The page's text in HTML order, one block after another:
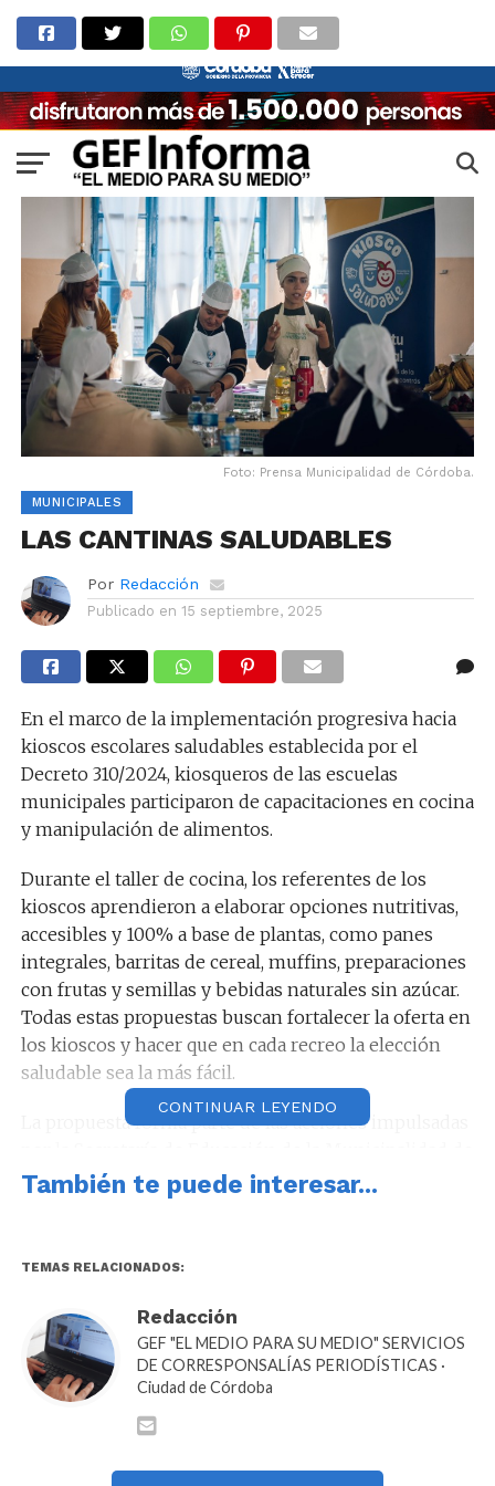
Foto: Prensa Municipalidad de Córdoba.
MUNICIPALES
LAS CANTINAS SALUDABLES
Por Redacción
Publicado en 15 septiembre, 2025
En el marco de la implementación progresiva hacia
kioscos escolares saludables establecida por el
Decreto 310/2024, kiosqueros de las escuelas
municipales participaron de capacitaciones en cocina
y manipulación de alimentos.
Durante el taller de cocina, los referentes de los
kioscos aprendieron a elaborar opciones nutritivas,
accesibles y 100% a base de plantas, como panes
integrales, barritas de cereal, muffins, preparaciones
con frutas y semillas y bebidas naturales sin azúcar.
Todas estas propuestas buscan fortalecer la oferta en
los kioscos y hacer que en cada recreo la elección
saludable sea la más fácil.
La propuesta forma parte de las acciones impulsadas
Córdoba junto al Programa Alimentando el Mañana y
en articulación con la Alianza de Ciudades
capacitación en manipulación de alimentos, donde
recibieron el carnet correspondiente otorgado por la
Dirección de Calidad Alimentaria.
CONTINUAR LEYENDO
También te puede interesar...
TEMAS RELACIONADOS:
Redacción
GEF "EL MEDIO PARA SU MEDIO" SERVICIOS
DE CORRESPONSALÍAS PERIODÍSTICAS ·
Ciudad de Córdoba